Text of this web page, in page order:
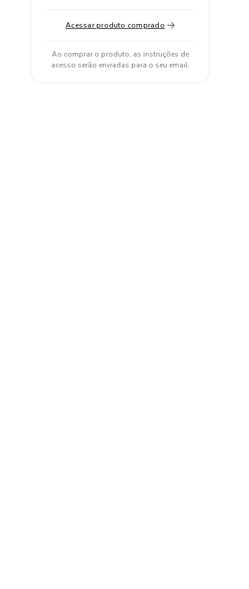
Acessar produto comprado
Ao comprar o produto, as instruções de
acesso serão enviadas para o seu email.